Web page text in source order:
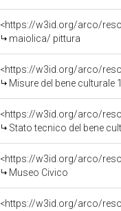
<https://w3id.org/arco/
maiolica/ pittura
<https://w3id.org/arco/
Misure del bene culturale
<https://w3id.org/arco/
Stato tecnico del bene
<https://w3id.org/arco/
Museo Civico
<https://w3id.org/arco/